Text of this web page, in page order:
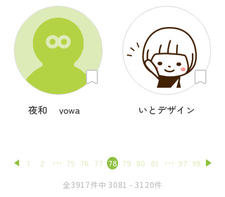
夜和 _ yowa _ いとデザイン
1 2 75 76 77 78 79 80 81 97 98
全3917件中 3081 - 3120件